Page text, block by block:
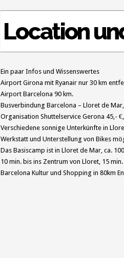
Location
Ein paar Infos und Wissenswertes
Airport Girona mit Ryanair nur 30 km
Airport Barcelona 90 km.
Busverbindung Barcelona – Lloret de
Organisation Shuttelservice Gerona 45,-
Verschiedene sonnige Unterkünfte in
Werkstatt und Unterstellung von Bikes
Das Basiscamp ist in Lloret de Mar, ca.
10 min. bis ins Zentrum von Lloret, 15
Barcelona Kultur und Shopping in 80km